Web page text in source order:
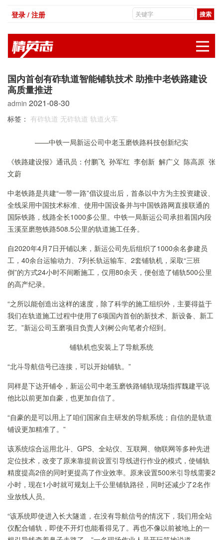
登录 / 注册
国内首创有砟轨道智能铺轨技术 助推中老铁路建设
高质量推进
admin 2021-08-30
标签： 有砟轨道 无砟轨道 轨道火车
——中铁一局新运公司中老玉磨铁路科技创新纪实
《铁路建设报》通讯员：付鹏飞 孙军红 李创新 解广义 陈高原 张
文蔚
中老铁路是共建“一带一路”倡议提出后，首条以中方为主投资建设、
全线采用中国技术标准、使用中国设备并与中国铁路网直接联通的
国际铁路，线路全长1000多公里。中铁一局新运公司承担着国内段
玉溪至磨憨铁路508.5公里的轨道施工任务。
自2020年4月7日开铺以来，新运公司先后组织了1000余名参建员
工，40余台运输动力、7列长轨运输车、2套铺轨机，采取“三班
倒”的方式24小时不间断施工，仅用80余天，便创造了铺轨500公里
的高产纪录。
“之所以能创造出这样的速度，除了科学的施工组织外，主要得益于
我们在轨道施工过程中使用了6项国内首创的新技术、新设备、新工
艺。 ”新运公司玉磨项目负责人刘树公向笔者介绍到。
铺轨机也安装上了导航系统
“北斗导航信号已连接，可以开始铺轨。”
同样是下达开铺令，新运公司中老玉磨铁路铺轨现场指挥魏建平说
他比以前更加自豪，也更加自信了。
“自豪的是可以用上了咱们国家自主研发的导航系统；自信的是轨道
铺设更加精准了。”
该系统综合运用北斗、GPS、全站仪、互联网、物联网等多种先进
定位技术，改变了原来靠提前设置引导线进行作业的模式， 使铺轨
精度提高2倍的同时更提高了作业效率。 原来设置500米引导线需要2
小时，现在1小时就可规划上千公里铺轨路径， 同时还减少了2名作
业放线人员。
“该系统即使进入长大隧道，在没有导航信号的情况下，我们用全站
仪配合铺轨，即使不开灯也能看得见了。再也不像以前被地上的一